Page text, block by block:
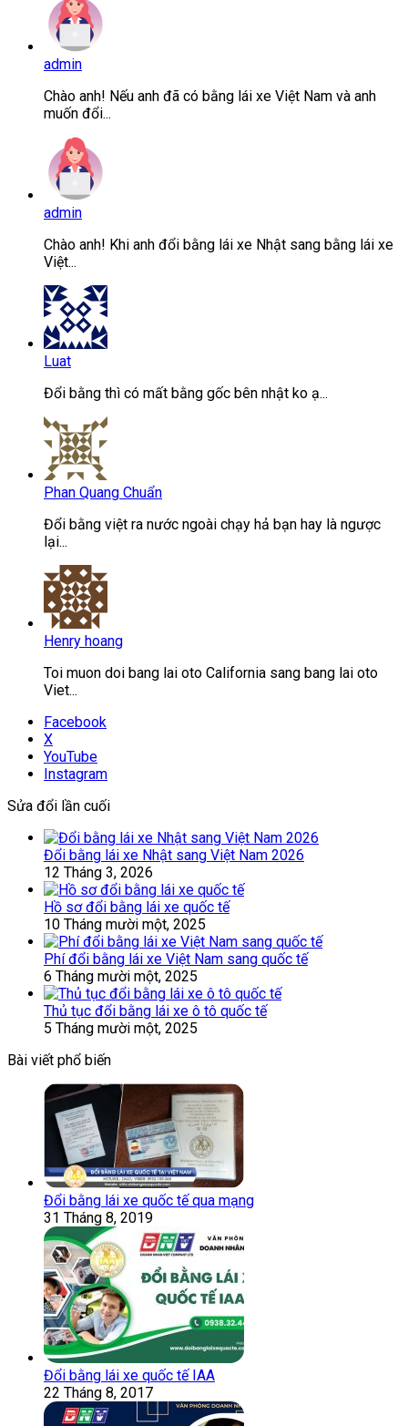
admin
Chào anh! Nếu anh đã có bằng lái xe Việt Nam và anh
muốn đổi...
admin
Chào anh! Khi anh đổi bằng lái xe Nhật sang bằng lái xe
Việt...
Luat
Đổi bằng thì có mất bằng gốc bên nhật ko ạ...
Phan Quang Chuẩn
Đổi bằng việt ra nước ngoài chạy hả bạn hay là ngược
lại...
Henry hoang
Toi muon doi bang lai oto California sang bang lai oto
Viet...
Facebook
X
YouTube
Instagram
Sửa đổi lần cuối
Đổi bằng lái xe Nhật sang Việt Nam 2026
12 Tháng 3, 2026
Hồ sơ đổi bằng lái xe quốc tế
10 Tháng mười một, 2025
Phí đổi bằng lái xe Việt Nam sang quốc tế
6 Tháng mười một, 2025
Thủ tục đổi bằng lái xe ô tô quốc tế
5 Tháng mười một, 2025
Bài viết phổ biến
Đổi bằng lái xe quốc tế qua mạng
31 Tháng 8, 2019
Đổi bằng lái xe quốc tế IAA
22 Tháng 8, 2017